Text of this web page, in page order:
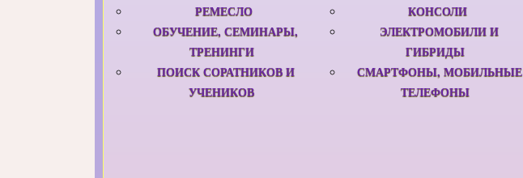
РЕМЕСЛО
ОБУЧЕНИЕ, СЕМИНАРЫ,
ТРЕНИНГИ
ПОИСК СОРАТНИКОВ И
УЧЕНИКОВ
КОНСОЛИ
ЭЛЕКТРОМОБИЛИ И
ГИБРИДЫ
СМАРТФОНЫ, МОБИЛЬНЫЕ
ТЕЛЕФОНЫ